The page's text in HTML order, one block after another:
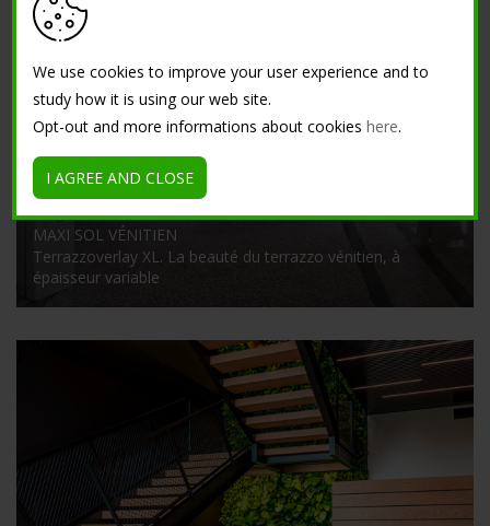
MAXI SOL VÉNITIEN
Terrazzoverlay XL. La beauté du terrazzo vénitien, à
épaisseur variable
We use cookies to improve your user experience and to
study how it is using our web site.
Opt-out and more informations about cookieshere.
I AGREE AND CLOSE